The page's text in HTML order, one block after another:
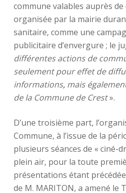
commune valables auprès
organisée par la mairie
sanitaire, comme une
publicitaire d’envergure ; le
différentes actions de
seulement pour effet de
informations, mais
de la Commune de Crest».
D’une troisième part,
Commune, à l’issue de la
plusieurs séances de « ciné-
plein air, pour la toute
présentations étant
de M. MARITON, a amené